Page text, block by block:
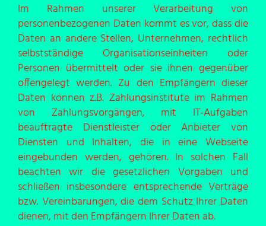
Im Rahmen unserer Verarbeitung von
personenbezogenen Daten kommt es vor, dass die
Daten an andere Stellen, Unternehmen, rechtlich
selbstständige Organisationseinheiten oder
Personen übermittelt oder sie ihnen gegenüber
offengelegt werden. Zu den Empfängern dieser
Daten können z.B. Zahlungsinstitute im Rahmen
von Zahlungsvorgängen, mit IT-Aufgaben
beauftragte Dienstleister oder Anbieter von
Diensten und Inhalten, die in eine Webseite
eingebunden werden, gehören. In solchen Fall
beachten wir die gesetzlichen Vorgaben und
schließen insbesondere entsprechende Verträge
bzw. Vereinbarungen, die dem Schutz Ihrer Daten
dienen, mit den Empfängern Ihrer Daten ab.